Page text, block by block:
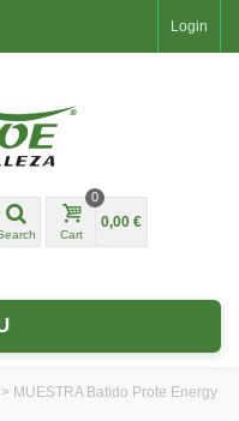
Login
Cart
0
0,00 €
> MUESTRA Batido Prote Energy